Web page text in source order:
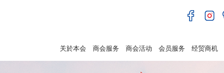
关於本会 商会服务 商会活动 会员服务 经贸商机